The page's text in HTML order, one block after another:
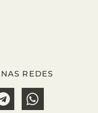
REDES